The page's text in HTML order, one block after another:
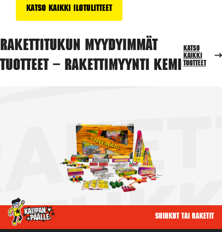
Katso kaikki ilotulitteet
Rakettitukun myydyimmät
tuotteet – Rakettimyynti Kemi
Katso
kaikki
tuotteet
Suihkut tai raketit